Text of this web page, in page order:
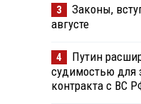
3
Законы,
августе
4
Путин
судимостью для
контракта с ВС